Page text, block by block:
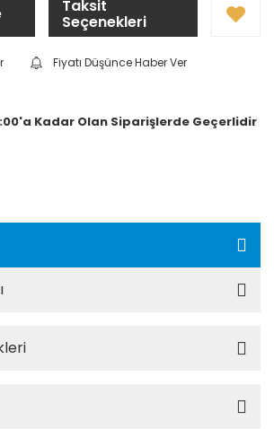
Taksit
Seçenekleri
Fiyatı Düşünce Haber Ver
Kadar Olan Siparişlerde Geçerlidir